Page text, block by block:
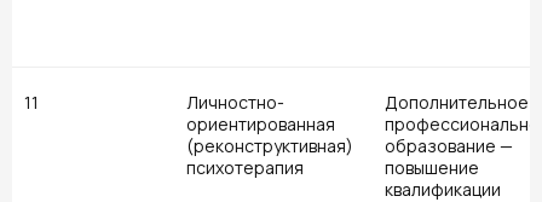
11
Личностно-
ориентированная
(реконструктивная)
психотерапия
Дополнительное
образование —
повышение
квалификации